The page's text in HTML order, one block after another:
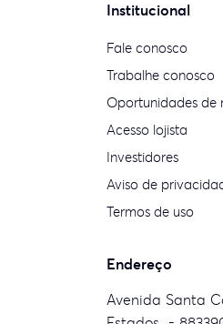
Institucional
Fale conosco
Trabalhe conosco
Oportunidades de
Acesso lojista
Investidores
Aviso de
Termos de uso
Endereço
Avenida Santa